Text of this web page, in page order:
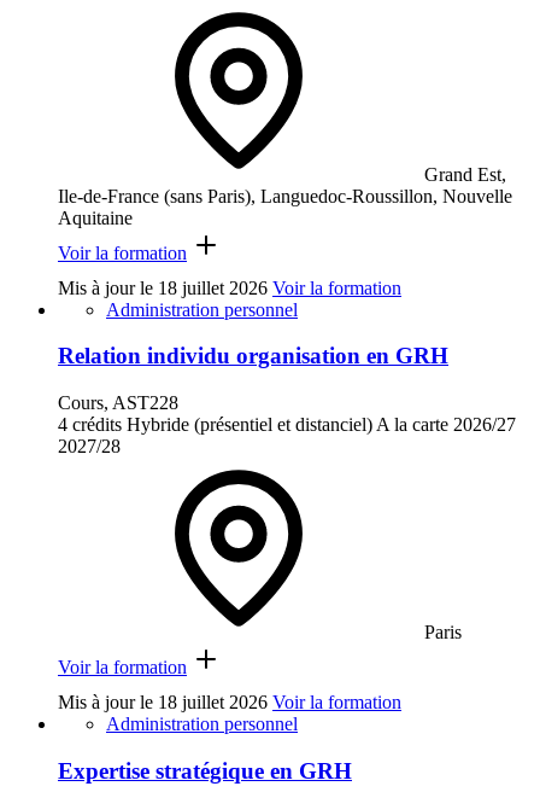
Grand Est,
Ile-de-France (sans Paris), Languedoc-Roussillon, Nouvelle
Aquitaine
Voir la formation
Mis à jour le 18 juillet 2026 Voir la formation
Administration personnel
Relation individu organisation en GRH
Cours, AST228
4 crédits Hybride (présentiel et distanciel) A la carte 2026/27
2027/28
Paris
Voir la formation
Mis à jour le 18 juillet 2026 Voir la formation
Administration personnel
Expertise stratégique en GRH